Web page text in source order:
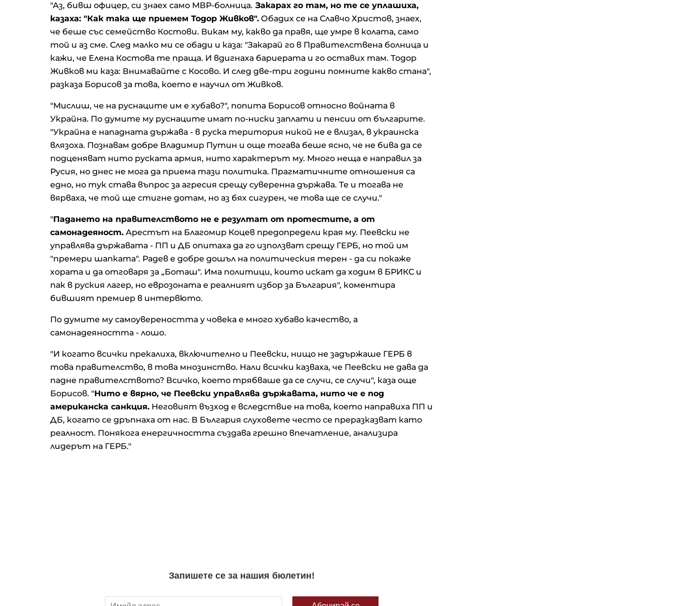
"Аз, бивш офицер, си знаех само МВР-болница. Закарах го там, но те се уплашиха,
казаха: "Как така ще приемем Тодор Живков". Обадих се на Славчо Христов, знаех,
че беше със семейство Костови. Викам му, какво да правя, ще умре в колата, само
той и аз сме. След малко ми се обади и каза: "Закарай го в Правителствена болница и
кажи, че Елена Костова те праща. И вдигнаха бариерата и го оставих там. Тодор
Живков ми каза: Внимавайте с Косово. И след две-три години помните какво стана",
разказа Борисов за това, което е научил от Живков.
"Мислиш, че на руснаците им е хубаво?", попита Борисов относно войната в
Украйна. По думите му руснаците имат по-ниски заплати и пенсии от българите.
"Украйна е нападната държава - в руска територия никой не е влизал, в украинска
влязоха. Познавам добре Владимир Путин и още тогава беше ясно, че не бива да се
подценяват нито руската армия, нито характерът му. Много неща е направил за
Русия, но днес не мога да приема тази политика. Прагматичните отношения са
едно, но тук става въпрос за агресия срещу суверенна държава. Те и тогава не
вярваха, че той ще стигне дотам, но аз бях сигурен, че това ще се случи."
"Падането на правителството не е резултат от протестите, а от
самонадеяност. Арестът на Благомир Коцев предопредели края му. Пеевски не
управлява държавата - ПП и ДБ опитаха да го използват срещу ГЕРБ, но той им
"премери шапката". Радев е добре дошъл на политическия терен - да си покаже
хората и да отговаря за „Боташ". Има политици, които искат да ходим в БРИКС и
пак в руския лагер, но еврозоната е реалният избор за България", коментира
бившият премиер в интервюто.
По думите му самоувереността у човека е много хубаво качество, а
самонадеяността - лошо.
"И когато всички прекалиха, включително и Пеевски, нищо не задържаше ГЕРБ в
това правителство, в това мнозинство. Нали всички казваха, че Пеевски не дава да
падне правителството? Всичко, което трябваше да се случи, се случи", каза още
Борисов. "Нито е вярно, че Пеевски управлява държавата, нито че е под
американска санкция. Неговият възход е вследствие на това, което направиха ПП и
ДБ, когато се дръпнаха от нас. В България слуховете често се преразказват като
реалност. Понякога енергичността създава грешно впечатление, анализира
лидерът на ГЕРБ."